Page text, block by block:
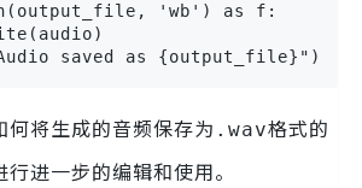
'wb') as f:
saved as
何将生成的音频保存为 .wav格式的
进一步的编辑和使用。